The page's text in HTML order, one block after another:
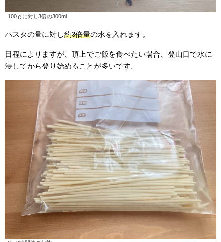
100ｇに対し3倍の300ml
パスタの量に対し約3倍量の水を入れます。
日程によりますが、頂上でご飯を食べたい場合、登山口で水に
浸してから登り始めることが多いです。